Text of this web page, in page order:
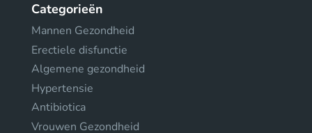
Categorieën
Mannen Gezondheid
Erectiele disfunctie
Algemene gezondheid
Hypertensie
Antibiotica
Vrouwen Gezondheid